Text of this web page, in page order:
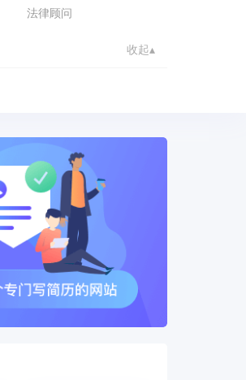
法律顾问
收起▴